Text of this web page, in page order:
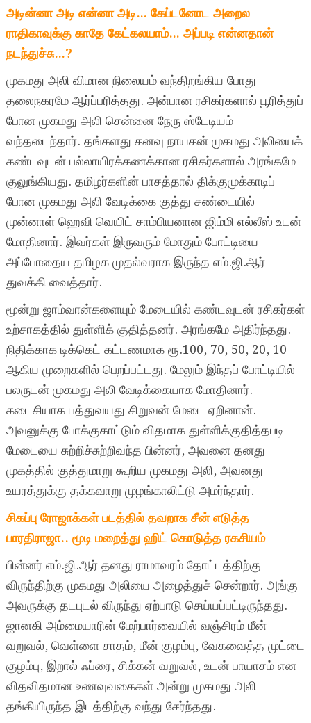
அடின்னா அடி என்னா அடி… கேப்டனோட அறைல
ராதிகாவுக்கு காதே கேட்கலயாம்… அப்படி என்னதான்
நடந்துச்சு…?
முகமது அலி விமான நிலையம் வந்திறங்கிய போது
தலைநகரமே ஆர்ப்பரித்தது. அன்பான ரசிகர்களால் பூரித்துப்
போன முகமது அலி சென்னை நேரு ஸ்டேடியம்
வந்தடைந்தார். தங்களது கனவு நாயகன் முகமது அலியைக்
கண்டவுடன் பல்லாயிரக்கணக்கான ரசிகர்களால் அரங்கமே
குலுங்கியது. தமிழர்களின் பாசத்தால் திக்குமுக்காடிப்
போன முகமது அலி வேடிக்கை குத்து சண்டையில்
முன்னாள் ஹெவி வெயிட் சாம்பியனான ஜிம்மி எல்லீஸ் உடன்
மோதினார். இவர்கள் இருவரும் மோதும் போட்டியை
அப்போதைய தமிழக முதல்வராக இருந்த எம்.ஜி.ஆர்
துவக்கி வைத்தார்.
மூன்று ஜாம்வான்களையும் மேடையில் கண்டவுடன் ரசிகர்கள்
உற்சாகத்தில் துள்ளிக் குதித்தனர். அரங்கமே அதிர்ந்தது.
நிதிக்காக டிக்கெட் கட்டணமாக ரூ.100, 70, 50, 20, 10
ஆகிய முறைகளில் பெறப்பட்டது. மேலும் இந்தப் போட்டியில்
பலருடன் முகமது அலி வேடிக்கையாக மோதினார்.
கடைசியாக பத்துவயது சிறுவன் மேடை ஏறினான்.
அவனுக்கு போக்குகாட்டும் விதமாக துள்ளிக்குதித்தபடி
மேடையை சுற்றிச்சுற்றிவந்த பின்னர், அவனை தனது
முகத்தில் குத்துமாறு கூறிய முகமது அலி, அவனது
உயரத்துக்கு தக்கவாறு முழங்காலிட்டு அமர்ந்தார்.
சிகப்பு ரோஜாக்கள் படத்தில் தவறாக சீன் எடுத்த
பாரதிராஜா.. மூடி மறைத்து ஹிட் கொடுத்த ரகசியம்
பின்னர் எம்.ஜி.ஆர் தனது ராமாவரம் தோட்டத்திற்கு
விருந்திற்கு முகமது அலியை அழைத்துச் சென்றார். அங்கு
அவருக்கு தடபுடல் விருந்து ஏற்பாடு செய்யப்பட்டிருந்தது.
ஜானகி அம்மையாரின் மேற்பார்வையில் வஞ்சிரம் மீன்
வறுவல், வெள்ளை சாதம், மீன் குழம்பு, வேகவைத்த முட்டை
குழம்பு, இறால் ஃப்ரை, சிக்கன் வறுவல், உடன் பாயாசம் என
விதவிதமான உணவுவகைகள் அன்று முகமது அலி
தங்கியிருந்த இடத்திற்கு வந்து சேர்ந்தது.